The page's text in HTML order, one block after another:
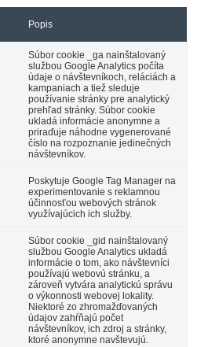
Popis
Súbor cookie _ga nainštalovaný
službou Google Analytics počíta
údaje o návštevníkoch, reláciách a
kampaniach a tiež sleduje
používanie stránky pre analytický
prehľad stránky. Súbor cookie
ukladá informácie anonymne a
priraďuje náhodne vygenerované
číslo na rozpoznanie jedinečných
návštevníkov.
Poskytuje Google Tag Manager na
experimentovanie s reklamnou
účinnosťou webových stránok
využívajúcich ich služby.
Súbor cookie _gid nainštalovaný
službou Google Analytics ukladá
informácie o tom, ako návštevníci
používajú webovú stránku, a
zároveň vytvára analytickú správu
o výkonnosti webovej lokality.
Niektoré zo zhromažďovaných
údajov zahŕňajú počet
návštevníkov, ich zdroj a stránky,
ktoré anonymne navštevujú.